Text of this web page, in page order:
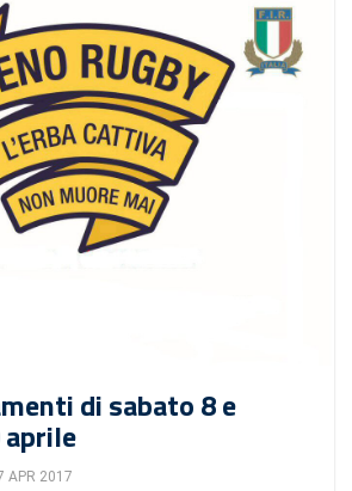
di sabato 8 e
aprile
APR 2017